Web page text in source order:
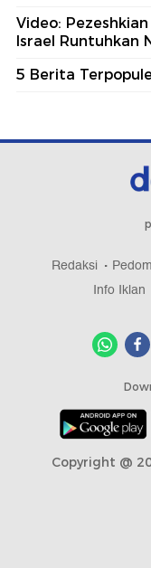
Video:
Israel Runtuhkan
5 Berita
Redaksi
Info Iklan
Copyright @